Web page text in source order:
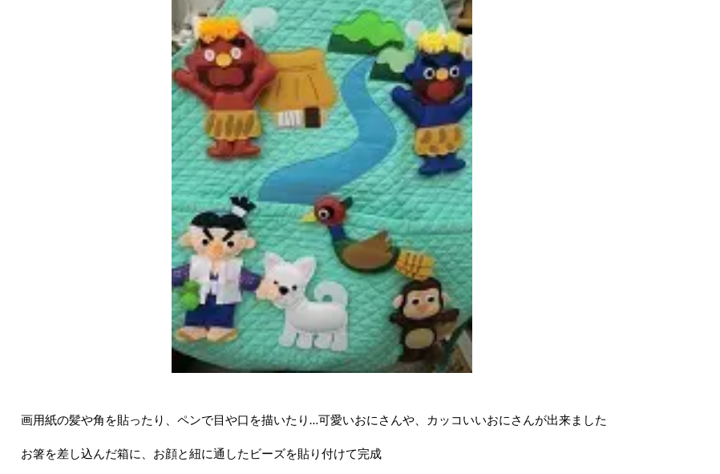
画用紙の髪や角を貼ったり、ペンで目や口を描いたり…可愛いおにさんや、カッコいいおにさんが出来ました
お箸を差し込んだ箱に、お顔と紐に通したビーズを貼り付けて完成